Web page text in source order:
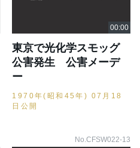
東京で光化学スモッグ
公害発生 公害メーデ
ー
1970年(昭和45年) 07月18
日公開
No.CFSW022-13